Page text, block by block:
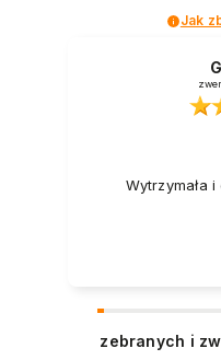
Jak
Wytrzymała
zebranych i